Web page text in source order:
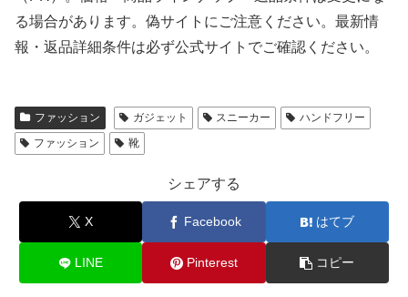
る場合があります。偽サイトにご注意ください。最新情
報・返品詳細条件は必ず公式サイトでご確認ください。
ファッション ガジェット スニーカー
ハンドフリー
ファッション
靴
シェアする
X Facebook はてブ
LINE Pinterest コピー